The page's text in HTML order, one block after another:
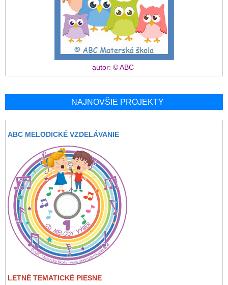
autor: © ABC
NAJNOVŠIE PROJEKTY
ABC MELODICKÉ VZDELÁVANIE
LETNÉ TEMATICKÉ PIESNE